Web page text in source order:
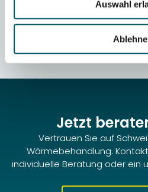
Auswahl
Anwendung zu erzielen.
Jetzt
Vertrauen Sie auf
Wärmebehandlung.
individuelle Beratung oder ein